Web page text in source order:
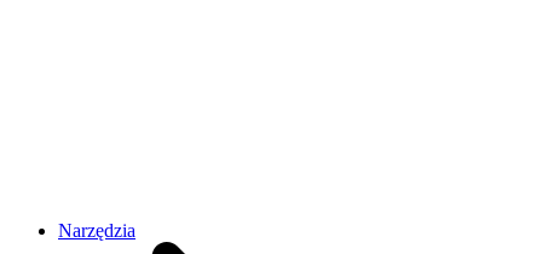
Narzędzia